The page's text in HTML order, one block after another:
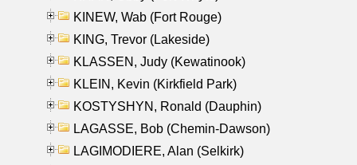
KINEW, Wab (Fort Rouge)
KING, Trevor (Lakeside)
KLASSEN, Judy (Kewatinook)
KLEIN, Kevin (Kirkfield Park)
KOSTYSHYN, Ronald (Dauphin)
LAGASSE, Bob (Chemin-Dawson)
LAGIMODIERE, Alan (Selkirk)